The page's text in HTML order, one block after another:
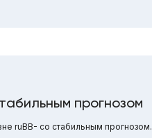
прогнозом
ruBB- со стабильным прогнозом.